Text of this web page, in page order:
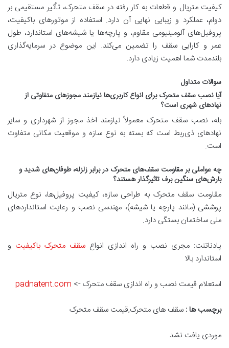
کیفیت متریال و قطعات به کار رفته در سقف متحرک، تأثیر مستقیمی بر
دوام، عملکرد و زیبایی نهایی آن دارد. استفاده از موتورهای باکیفیت،
پروفیل‌های آلومینیومی مقاوم، و پارچه‌ها یا شیشه‌های استاندارد، طول
عمر و کارایی سقف را تضمین می‌کند. این موضوع در سرمایه‌گذاری
بلندمدت شما اهمیت زیادی دارد.
سوالات متداول
آیا نصب سقف متحرک برای انواع کاربری‌ها نیازمند مجوزهای متفاوتی از
نهادهای شهری است؟
بله، نصب سقف متحرک معمولاً نیازمند اخذ مجوز از شهرداری و سایر
نهادهای ذی‌ربط است که بسته به نوع سازه و موقعیت مکانی متفاوت
است.
چه عواملی بر مقاومت سقف‌های متحرک در برابر زلزله، طوفان‌های شدید و
بارش‌های سنگین برف تاثیرگذار هستند؟
مقاومت سقف متحرک به طراحی سازه، کیفیت پروفیل‌ها، نوع متریال
پوششی (مانند پارچه یا شیشه)، مهندسی نصب و رعایت استانداردهای
ملی ساختمان بستگی دارد.
پادناتنت: مجری نصب و راه اندازی انواع سقف متحرک باکیفیت و
استاندارد بالا
استعلام قیمت نصب و راه اندازی سقف متحرک -> padnatent.com
برچسب ها : سقف های متحرک,قیمت سقف متحرک
موردی یافت نشد